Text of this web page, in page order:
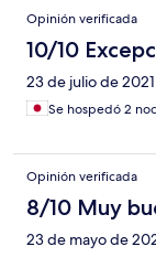
Opinión verificada
10/10
23 de julio de 2021
Se hospedó 2
Opinión verificada
8/10 Muy
23 de mayo de